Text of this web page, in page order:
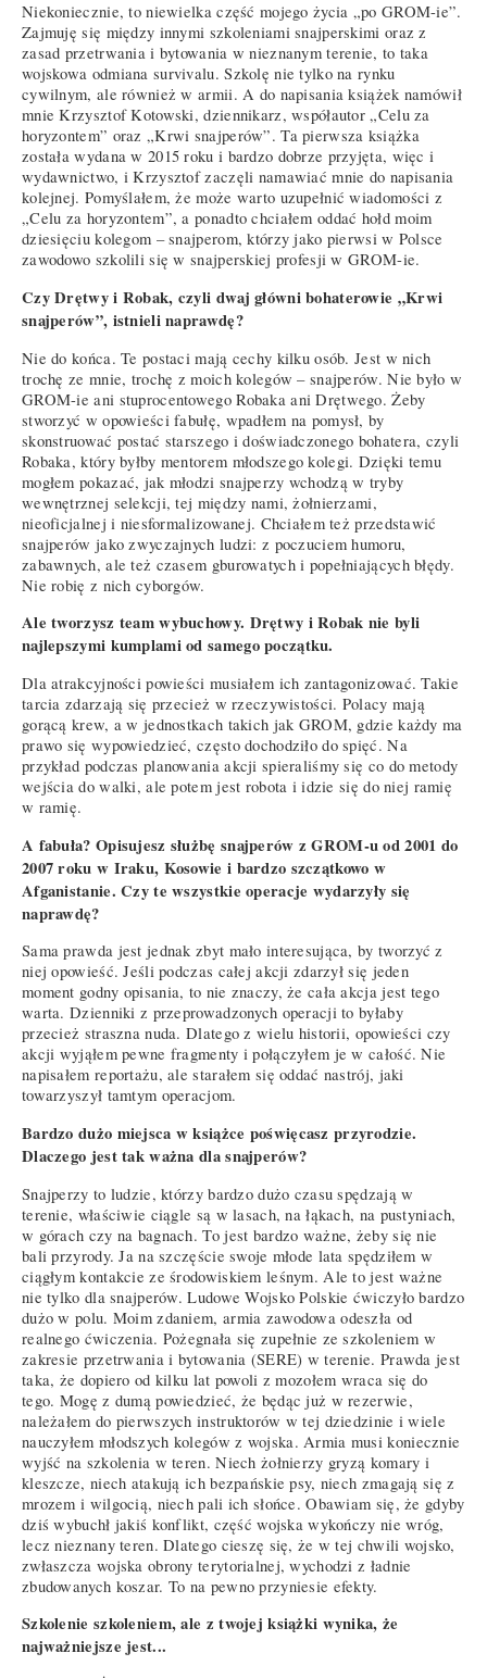
Niekoniecznie, to niewielka część mojego życia „po GROM-ie”.
Zajmuję się między innymi szkoleniami snajperskimi oraz z
zasad przetrwania i bytowania w nieznanym terenie, to taka
wojskowa odmiana survivalu. Szkolę nie tylko na rynku
cywilnym, ale również w armii. A do napisania książek namówił
mnie Krzysztof Kotowski, dziennikarz, współautor „Celu za
horyzontem” oraz „Krwi snajperów”. Ta pierwsza książka
została wydana w 2015 roku i bardzo dobrze przyjęta, więc i
wydawnictwo, i Krzysztof zaczęli namawiać mnie do napisania
kolejnej. Pomyślałem, że może warto uzupełnić wiadomości z
„Celu za horyzontem”, a ponadto chciałem oddać hołd moim
dziesięciu kolegom – snajperom, którzy jako pierwsi w Polsce
zawodowo szkolili się w snajperskiej profesji w GROM-ie.
Czy Drętwy i Robak, czyli dwaj główni bohaterowie „Krwi
snajperów”, istnieli naprawdę?
Nie do końca. Te postaci mają cechy kilku osób. Jest w nich
trochę ze mnie, trochę z moich kolegów – snajperów. Nie było w
GROM-ie ani stuprocentowego Robaka ani Drętwego. Żeby
stworzyć w opowieści fabułę, wpadłem na pomysł, by
skonstruować postać starszego i doświadczonego bohatera, czyli
Robaka, który byłby mentorem młodszego kolegi. Dzięki temu
mogłem pokazać, jak młodzi snajperzy wchodzą w tryby
wewnętrznej selekcji, tej między nami, żołnierzami,
nieoficjalnej i niesformalizowanej. Chciałem też przedstawić
snajperów jako zwyczajnych ludzi: z poczuciem humoru,
zabawnych, ale też czasem gburowatych i popełniających błędy.
Nie robię z nich cyborgów.
Ale tworzysz team wybuchowy. Drętwy i Robak nie byli
najlepszymi kumplami od samego początku.
Dla atrakcyjności powieści musiałem ich zantagonizować. Takie
tarcia zdarzają się przecież w rzeczywistości. Polacy mają
gorącą krew, a w jednostkach takich jak GROM, gdzie każdy ma
prawo się wypowiedzieć, często dochodziło do spięć. Na
przykład podczas planowania akcji spieraliśmy się co do metody
wejścia do walki, ale potem jest robota i idzie się do niej ramię
w ramię.
A fabuła? Opisujesz służbę snajperów z GROM-u od 2001 do
2007 roku w Iraku, Kosowie i bardzo szczątkowo w
Afganistanie. Czy te wszystkie operacje wydarzyły się
naprawdę?
Sama prawda jest jednak zbyt mało interesująca, by tworzyć z
niej opowieść. Jeśli podczas całej akcji zdarzył się jeden
moment godny opisania, to nie znaczy, że cała akcja jest tego
warta. Dzienniki z przeprowadzonych operacji to byłaby
przecież straszna nuda. Dlatego z wielu historii, opowieści czy
akcji wyjąłem pewne fragmenty i połączyłem je w całość. Nie
napisałem reportażu, ale starałem się oddać nastrój, jaki
towarzyszył tamtym operacjom.
Bardzo dużo miejsca w książce poświęcasz przyrodzie.
Dlaczego jest tak ważna dla snajperów?
Snajperzy to ludzie, którzy bardzo dużo czasu spędzają w
terenie, właściwie ciągle są w lasach, na łąkach, na pustyniach,
w górach czy na bagnach. To jest bardzo ważne, żeby się nie
bali przyrody. Ja na szczęście swoje młode lata spędziłem w
ciągłym kontakcie ze środowiskiem leśnym. Ale to jest ważne
nie tylko dla snajperów. Ludowe Wojsko Polskie ćwiczyło bardzo
dużo w polu. Moim zdaniem, armia zawodowa odeszła od
realnego ćwiczenia. Pożegnała się zupełnie ze szkoleniem w
zakresie przetrwania i bytowania (SERE) w terenie. Prawda jest
taka, że dopiero od kilku lat powoli z mozołem wraca się do
tego. Mogę z dumą powiedzieć, że będąc już w rezerwie,
należałem do pierwszych instruktorów w tej dziedzinie i wiele
nauczyłem młodszych kolegów z wojska. Armia musi koniecznie
wyjść na szkolenia w teren. Niech żołnierzy gryzą komary i
kleszcze, niech atakują ich bezpańskie psy, niech zmagają się z
mrozem i wilgocią, niech pali ich słońce. Obawiam się, że gdyby
dziś wybuchł jakiś konflikt, część wojska wykończy nie wróg,
lecz nieznany teren. Dlatego cieszę się, że w tej chwili wojsko,
zwłaszcza wojska obrony terytorialnej, wychodzi z ładnie
zbudowanych koszar. To na pewno przyniesie efekty.
Szkolenie szkoleniem, ale z twojej książki wynika, że
najważniejsze jest...